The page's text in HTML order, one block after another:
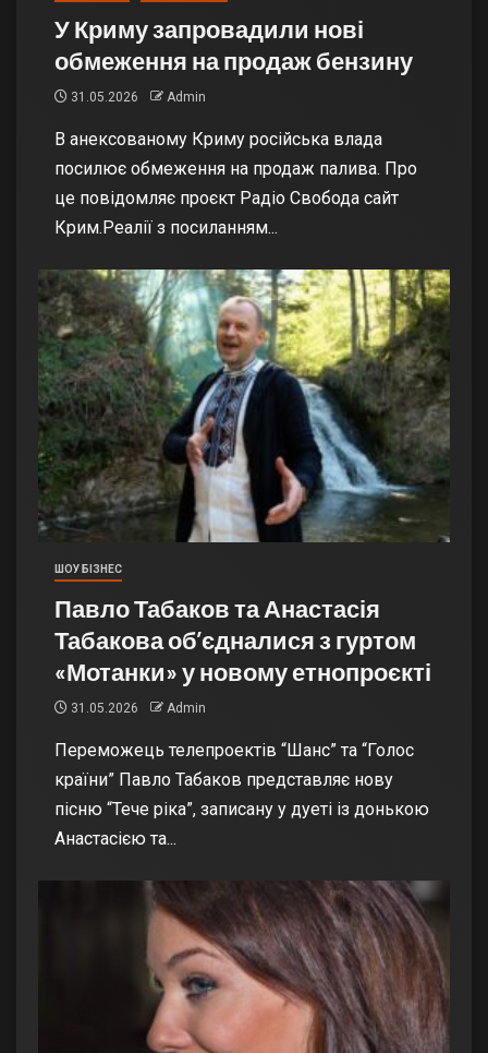
У Криму запровадили нові
обмеження на продаж бензину
31.05.2026 Admin
В анексованому Криму російська влада
посилює обмеження на продаж палива. Про
це повідомляє проєкт Радіо Свобода сайт
Крим.Реалії з посиланням...
ШОУ БІЗНЕС
Павло Табаков та Анастасія
Табакова об’єдналися з гуртом
«Мотанки» у новому етнопроєкті
31.05.2026 Admin
Переможець телепроектів “Шанс” та “Голос
країни” Павло Табаков представляє нову
пісню “Тече ріка”, записану у дуеті із донькою
Анастасією та...